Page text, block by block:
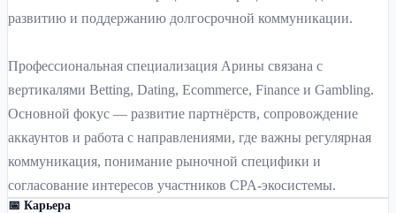
развитию и поддержанию долгосрочной коммуникации.
Профессиональная специализация Арины связана с
вертикалями Betting, Dating, Ecommerce, Finance и Gambling.
Основной фокус — развитие партнёрств, сопровождение
аккаунтов и работа с направлениями, где важны регулярная
коммуникация, понимание рыночной специфики и
согласование интересов участников CPA-экосистемы.
📅 Карьера